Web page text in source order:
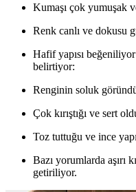
Kumaşı çok yumuşak
Renk canlı ve dokusu
Hafif yapısı
belirtiyor:
Renginin soluk
Çok kırıştığı ve sert
Toz tuttuğu ve ince
Bazı yorumlarda aşırı
getiriliyor.